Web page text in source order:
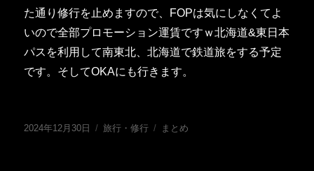
た通り修行を止めますので、FOPは気にしなくてよ
いので全部プロモーション運賃ですｗ北海道&東日本
パスを利用して南東北、北海道で鉄道旅をする予定
です。そしてOKAにも行きます。
投
2024年12月30日
カ
旅行・修行
タ
まとめ